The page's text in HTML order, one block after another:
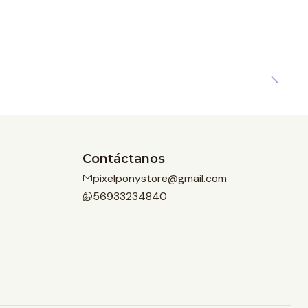
Contáctanos
pixelponystore@gmail.com
56933234840